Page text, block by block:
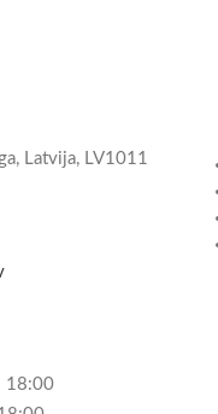
Latvija, LV1011
18:00